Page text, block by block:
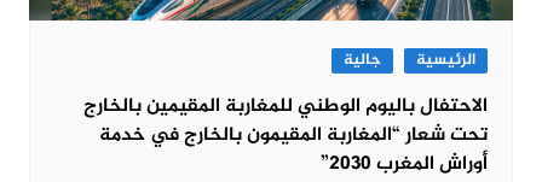
الرئيسية جالية
الاحتفال باليوم الوطني للمغاربة المقيمين بالخارج
تحت شعار “المغاربة المقيمون بالخارج في خدمة
أوراش المغرب 2030”